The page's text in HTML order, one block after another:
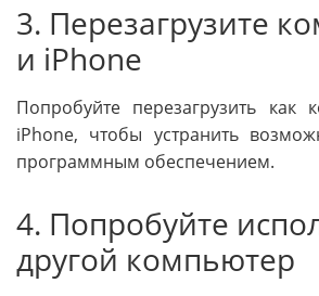
3. Перезагрузите
и iPhone
Попробуйте перезагрузить как
iPhone, чтобы устранить
программным обеспечением.
4. Попробуйте
другой компьютер